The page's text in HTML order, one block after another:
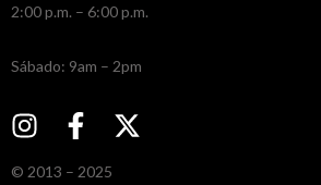
2:00 p.m. – 6:00 p.m.
​​Sábado: 9am – 2pm
© 2013 – 2025